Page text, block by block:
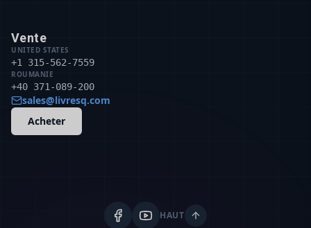
Vente
UNITED STATES
+1 315-562-7559
ROUMANIE
+40 371-089-200
sales@livresq.com
Acheter
HAUT